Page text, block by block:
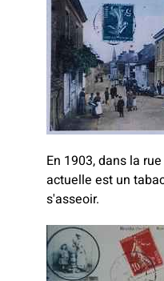
En 1903, dans la
actuelle est un
s'asseoir.